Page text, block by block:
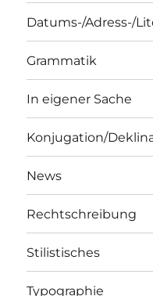
Datums-/Adress-/
Grammatik
In eigener Sache
Konjugation/
News
Rechtschreibung
Stilistisches
Typographie